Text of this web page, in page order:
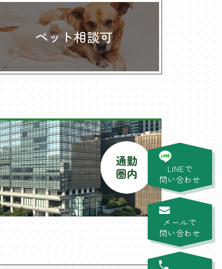
ペット相談可
LINEで
問い合わせ
メールで
問い合わせ